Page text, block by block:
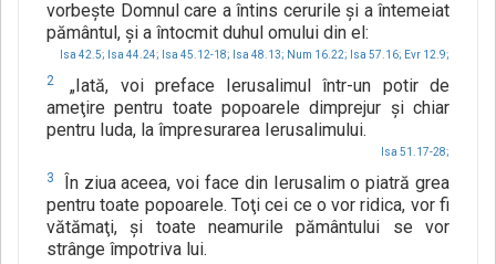
vorbeşte Domnul care a întins cerurile şi a întemeiat
pământul, şi a întocmit duhul omului din el:
Isa 42.5; Isa 44.24; Isa 45.12-18; Isa 48.13; Num 16.22; Isa 57.16; Evr 12.9;
2
„Iată, voi preface Ierusalimul într-un potir de
ameţire pentru toate popoarele dimprejur şi chiar
pentru Iuda, la împresurarea Ierusalimului.
Isa 51.17-28;
3
În ziua aceea, voi face din Ierusalim o piatră grea
pentru toate popoarele. Toţi cei ce o vor ridica, vor fi
vătămaţi, şi toate neamurile pământului se vor
strânge împotriva lui.